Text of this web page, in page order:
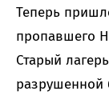
Теперь
пропавшего
Старый
разрушенной